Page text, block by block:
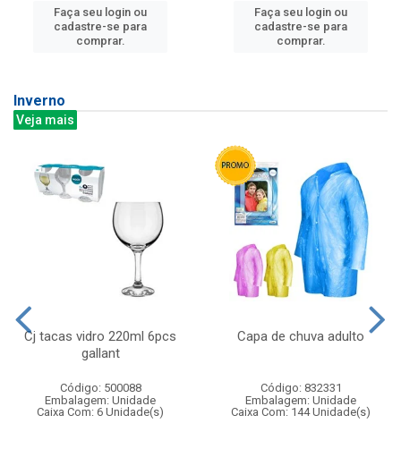
Faça seu login ou
cadastre-se para
comprar.
Faça seu login ou
cadastre-se para
comprar.
Inverno
Veja mais
Cj tacas vidro 220ml 6pcs
gallant
Código: 500088
Embalagem: Unidade
Caixa Com: 6 Unidade(s)
Capa de chuva adulto
Código: 832331
Embalagem: Unidade
Caixa Com: 144 Unidade(s)